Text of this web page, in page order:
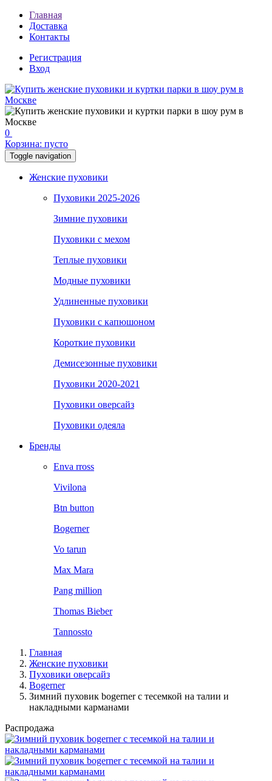
Главная
Доставка
Контакты
Регистрация
Вход
0
Корзина: пусто
Toggle navigation
Женские пуховики
Пуховики 2025-2026
Зимние пуховики
Пуховики с мехом
Теплые пуховики
Модные пуховики
Удлиненные пуховики
Пуховики с капюшоном
Короткие пуховики
Демисезонные пуховики
Пуховики 2020-2021
Пуховики оверсайз
Пуховики одеяла
Бренды
Enva rross
Vivilona
Btn button
Bogerner
Vo tarun
Max Mara
Pang million
Thomas Bieber
Tannossto
Главная
Женские пуховики
Пуховики оверсайз
Bogerner
Зимний пуховик bogerner с тесемкой на талии и
накладными карманами
Распродажа